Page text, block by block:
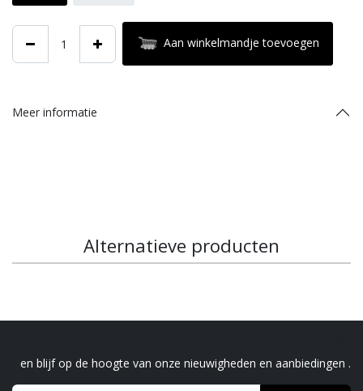
Aan winkelmandje toevoegen
Meer informatie
Alternatieve producten
en blijf op de hoogte van onze nieuwigheden en aanbiedingen .